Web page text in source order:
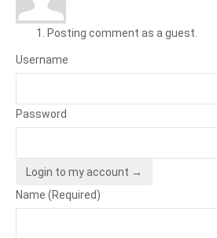
Posting comment as a guest.
Username
Password
Login to my account →
Name (Required)